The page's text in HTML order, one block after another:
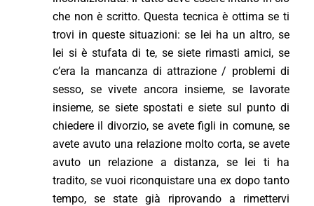
che non è scritto. Questa tecnica è ottima se ti
trovi in queste situazioni: se lei ha un altro, se
lei si è stufata di te, se siete rimasti amici, se
c’era la mancanza di attrazione / problemi di
sesso, se vivete ancora insieme, se lavorate
insieme, se siete spostati e siete sul punto di
chiedere il divorzio, se avete figli in comune, se
avete avuto una relazione molto corta, se avete
avuto un relazione a distanza, se lei ti ha
tradito, se vuoi riconquistare una ex dopo tanto
tempo, se state già riprovando a rimettervi